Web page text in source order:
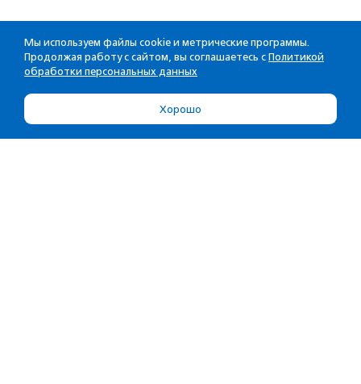
Мы используем файлы cookie и метрические программы.
Продолжая работу с сайтом, вы соглашаетесь с Политикой
обработки персональных данных
Хорошо